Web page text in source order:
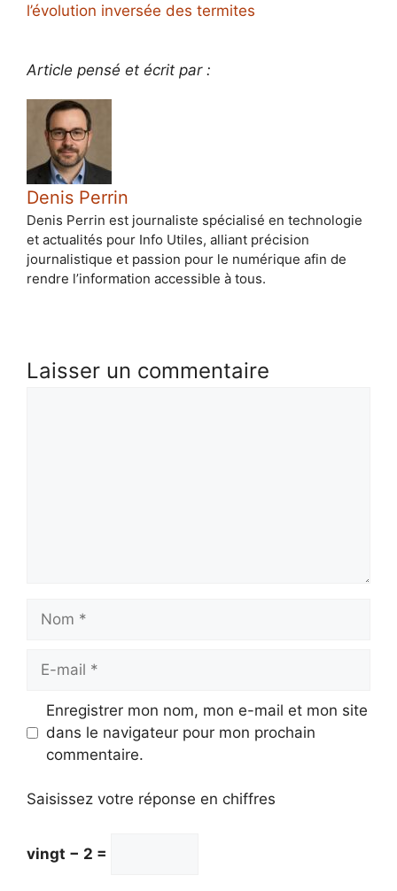
l’évolution inversée des termites
Article pensé et écrit par :
Denis Perrin
Denis Perrin est journaliste spécialisé en technologie
et actualités pour Info Utiles, alliant précision
journalistique et passion pour le numérique afin de
rendre l’information accessible à tous.
Laisser un commentaire
mail
Enregistrer mon nom, mon e-mail et mon site
dans le navigateur pour mon prochain
commentaire.
Saisissez votre réponse en chiffres
vingt − 2 =